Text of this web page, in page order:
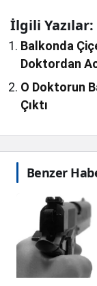
İlgili Yazılar:
Balkonda
Doktordan
O Doktorun
Çıktı
Benzer